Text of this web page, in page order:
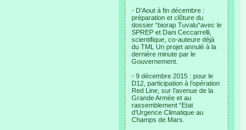
- D’Aout à fin décembre :
préparation et clôture du
dossier “biorap Tuvalu“avec le
SPREP et Dani Ceccarrelli,
scientifique, co-auteure déjà
du TML Un projet annulé à la
dernière minute par le
Gouvernement.
- 9 décembre 2015 : pour le
D12, participation à l’opération
Red Line, sur l’avenue de la
Grande Armée et au
rassemblement “Etat
d’Urgence Climatique au
Champs de Mars.